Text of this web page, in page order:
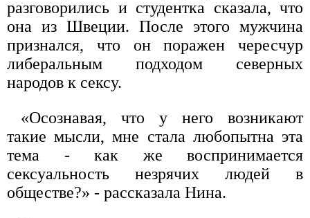
разговорились и студентка сказала, что
она из Швеции. После этого мужчина
признался, что он поражен чересчур
либеральным подходом северных
народов к сексу.
«Осознавая, что у него возникают
такие мысли, мне стала любопытна эта
тема - как же воспринимается
сексуальность незрячих людей в
обществе?» - рассказала Нина.